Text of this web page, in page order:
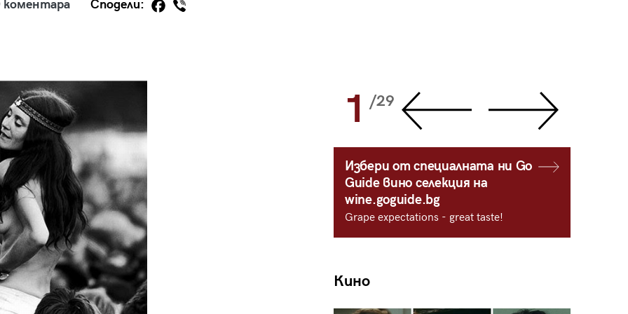
коментара Сподели:
29 1 /29
Избери от специалната ни Go
Guide вино селекция на
wine.goguide.bg
Grape expectations - great taste!
Кино